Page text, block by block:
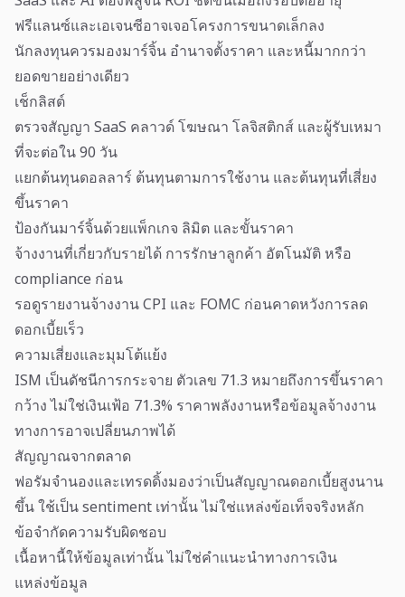
ฟรีแลนซ์และเอเจนซีอาจเจอโครงการขนาดเล็กลง
นักลงทุนควรมองมาร์จิ้น อำนาจตั้งราคา และหนี้มากกว่า
ยอดขายอย่างเดียว
เช็กลิสต์
ตรวจสัญญา SaaS คลาวด์ โฆษณา โลจิสติกส์ และผู้รับเหมา
ที่จะต่อใน 90 วัน
แยกต้นทุนดอลลาร์ ต้นทุนตามการใช้งาน และต้นทุนที่เสี่ยง
ขึ้นราคา
ป้องกันมาร์จิ้นด้วยแพ็กเกจ ลิมิต และขั้นราคา
จ้างงานที่เกี่ยวกับรายได้ การรักษาลูกค้า อัตโนมัติ หรือ
compliance ก่อน
รอดูรายงานจ้างงาน CPI และ FOMC ก่อนคาดหวังการลด
ดอกเบี้ยเร็ว
ความเสี่ยงและมุมโต้แย้ง
ISM เป็นดัชนีการกระจาย ตัวเลข 71.3 หมายถึงการขึ้นราคา
กว้าง ไม่ใช่เงินเฟ้อ 71.3% ราคาพลังงานหรือข้อมูลจ้างงาน
ทางการอาจเปลี่ยนภาพได้
สัญญาณจากตลาด
ฟอรัมจำนองและเทรดดิ้งมองว่าเป็นสัญญาณดอกเบี้ยสูงนาน
ขึ้น ใช้เป็น sentiment เท่านั้น ไม่ใช่แหล่งข้อเท็จจริงหลัก
ข้อจำกัดความรับผิดชอบ
เนื้อหานี้ให้ข้อมูลเท่านั้น ไม่ใช่คำแนะนำทางการเงิน
แหล่งข้อมูล